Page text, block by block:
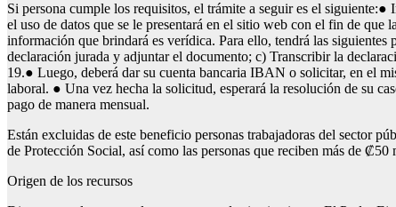
Si persona cumple los requisitos, el trámite a seguir es el siguiente:●
el uso de datos que se le presentará en el sitio web con el fin de
información que brindará es verídica. Para ello, tendrá las
declaración jurada y adjuntar el documento; c) Transcribir la
19.● Luego, deberá dar su cuenta bancaria IBAN o solicitar, en el
laboral. ● Una vez hecha la solicitud, esperará la resolución de su
pago de manera mensual.
Están excluidas de este beneficio personas trabajadoras del sector
de Protección Social, así como las personas que reciben más de
Origen de los recursos